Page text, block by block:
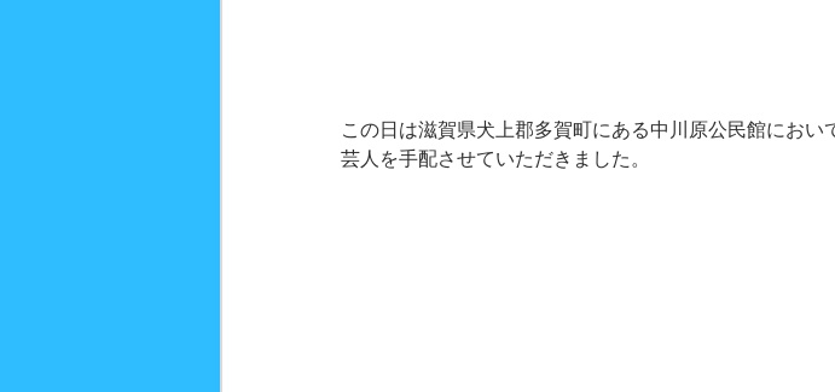
この日は滋賀県犬上郡多賀町にある中川原公民館にお
芸人を手配させていただきました。